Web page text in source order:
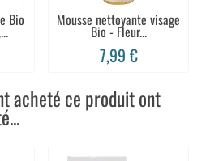
Bio Mousse nettoyante visage
Bio - Fleur...
7,99 €
acheté ce produit ont